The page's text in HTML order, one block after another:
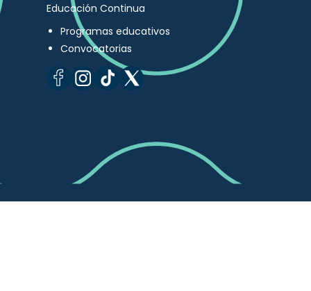
Educación Continua
Programas educativos
Convocatorias